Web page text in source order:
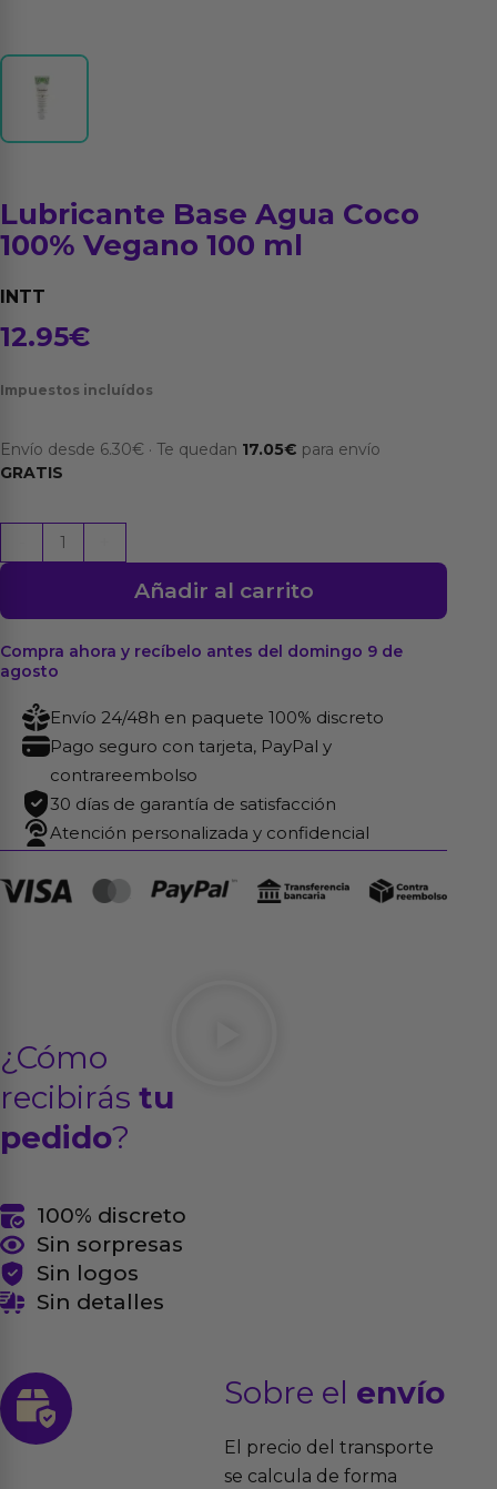
Lubricante Base Agua Coco
100% Vegano 100 ml
INTT
12.95€
Impuestos incluídos
Envío desde 6.30€ · Te quedan 17.05€ para envío
GRATIS
Lubricante
Base
Coco
100%
Vegano
100
Añadir al carrito
Compra ahora y recíbelo antes del domingo 9 de
agosto
Envío 24/48h en paquete 100% discreto
Pago seguro con tarjeta, PayPal y
contrareembolso
30 días de garantía de satisfacción
Atención personalizada y confidencial
¿Cómo
recibirás tu
pedido?
100% discreto
Sin sorpresas
Sin logos
Sin detalles
Sobre el envío
El precio del transporte
se calcula de forma